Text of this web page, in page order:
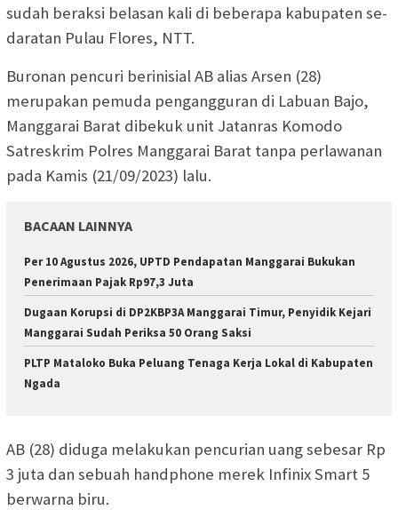
sudah beraksi belasan kali di beberapa kabupaten se-
daratan Pulau Flores, NTT.
Buronan pencuri berinisial AB alias Arsen (28)
merupakan pemuda pengangguran di Labuan Bajo,
Manggarai Barat dibekuk unit Jatanras Komodo
Satreskrim Polres Manggarai Barat tanpa perlawanan
pada Kamis (21/09/2023) lalu.
BACAAN LAINNYA
Per 10 Agustus 2026, UPTD Pendapatan Manggarai Bukukan
Penerimaan Pajak Rp97,3 Juta
Dugaan Korupsi di DP2KBP3A Manggarai Timur, Penyidik Kejari
Manggarai Sudah Periksa 50 Orang Saksi
PLTP Mataloko Buka Peluang Tenaga Kerja Lokal di Kabupaten
Ngada
AB (28) diduga melakukan pencurian uang sebesar Rp
3 juta dan sebuah handphone merek Infinix Smart 5
berwarna biru.